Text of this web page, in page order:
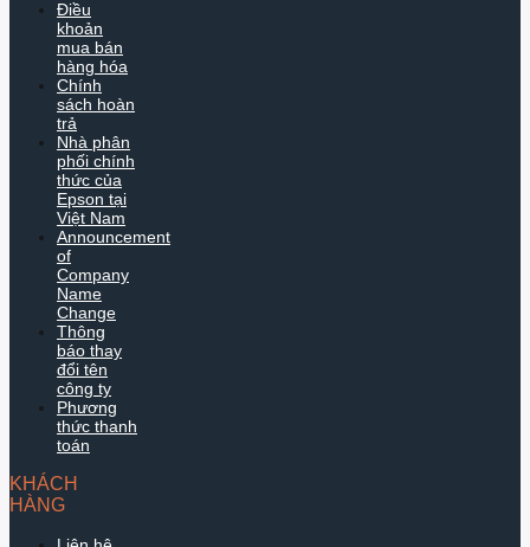
Điều
khoản
mua bán
hàng hóa
Chính
sách hoàn
trả
Nhà phân
phối chính
thức của
Epson tại
Việt Nam
Announcement
of
Company
Name
Change
Thông
báo thay
đổi tên
công ty
Phương
thức thanh
toán
KHÁCH
HÀNG